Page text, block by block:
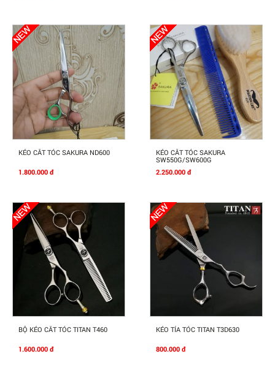
Mua Ngay
KÉO CẮT TÓC SAKURA ND600
1.800.000 đ
Mua Ngay
KÉO CẮT TÓC SAKURA
SW550G/SW600G
2.250.000 đ
Mua Ngay
BỘ KÉO CẮT TÓC TITAN T460
1.600.000 đ
Mua Ngay
KÉO TỈA TÓC TITAN T3D630
800.000 đ